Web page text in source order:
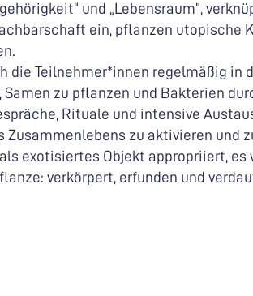
und „Lebensraum“,
ein, pflanzen utopische
die Teilnehmer*innen regelmäßig in
Samen zu pflanzen und Bakterien
Rituale und intensive
Zusammenlebens zu aktivieren und
exotisiertes Objekt appropriiert,
verkörpert, erfunden und